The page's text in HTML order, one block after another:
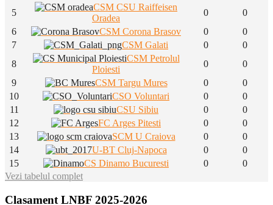
5
CSM CSU Raiffeisen
Oradea
0
0
6
CSM Corona Brasov 0
0
7
CSM Galati 0
0
8
CSM Petrolul
Ploiesti
0
0
9
CSM Targu Mures 0
0
10
CSO Voluntari 0
0
11
CSU Sibiu 0
0
12
FC Arges Pitesti 0
0
13
SCM U Craiova 0
0
14
U-BT Cluj-Napoca 0
0
15
CS Dinamo Bucuresti 0
0
Vezi tabelul complet
Clasament LNBF 2025-2026